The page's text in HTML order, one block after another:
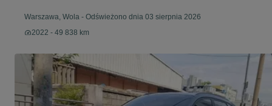
Warszawa, Wola - Odświeżono dnia 03 sierpnia 2026
2022 - 49 838 km